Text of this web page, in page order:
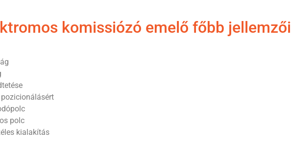
komissiózó emelő főbb jellemzői
polc
kialakítás